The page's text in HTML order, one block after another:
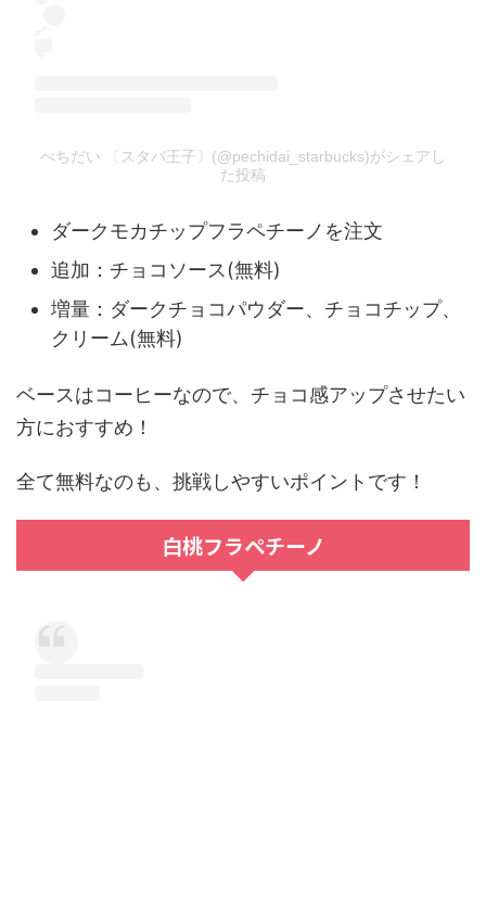
ぺちだい 〔スタバ王子〕(@pechidai_starbucks)がシェアし
た投稿
ダークモカチップフラペチーノを注文
追加：チョコソース(無料)
増量：ダークチョコパウダー、チョコチップ、
クリーム(無料)
ベースはコーヒーなので、チョコ感アップさせたい
方におすすめ！
全て無料なのも、挑戦しやすいポイントです！
白桃フラペチーノ